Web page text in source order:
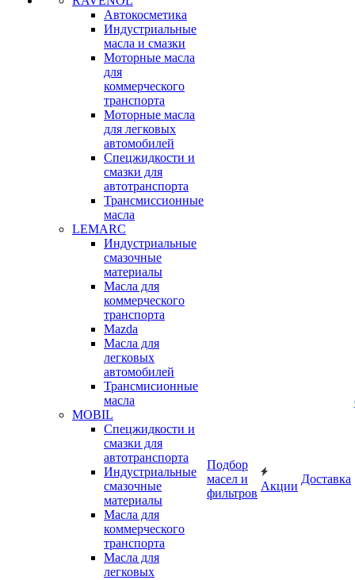
Автокосметика
Индустриальные
масла и смазки
Моторные масла
для
коммерческого
транспорта
Моторные масла
для легковых
автомобилей
Спецжидкости и
смазки для
автотранспорта
Трансмиссионные
масла
LEMARC
Индустриальные
смазочные
материалы
Масла для
коммерческого
транспорта
Mazda
Масла для
легковых
автомобилей
Трансмисионные
масла
MOBIL
Cпецжидкости и
смазки для
автотранспорта
Индустриальные
смазочные
материалы
Масла для
коммерческого
транспорта
Масла для
легковых
Подбор
масел и
фильтров
Акции
Доставка